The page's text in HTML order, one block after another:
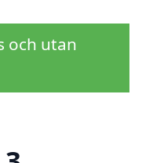
och utan